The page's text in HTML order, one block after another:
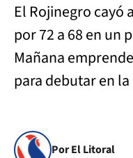
El Rojinegro cayó
por 72 a 68 en un
Mañana
para debutar en
Por El Litoral